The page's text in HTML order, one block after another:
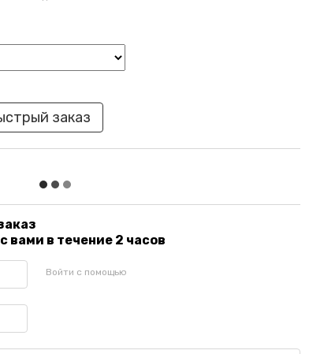
заказ
в течение 2 часов
Войти с помощью